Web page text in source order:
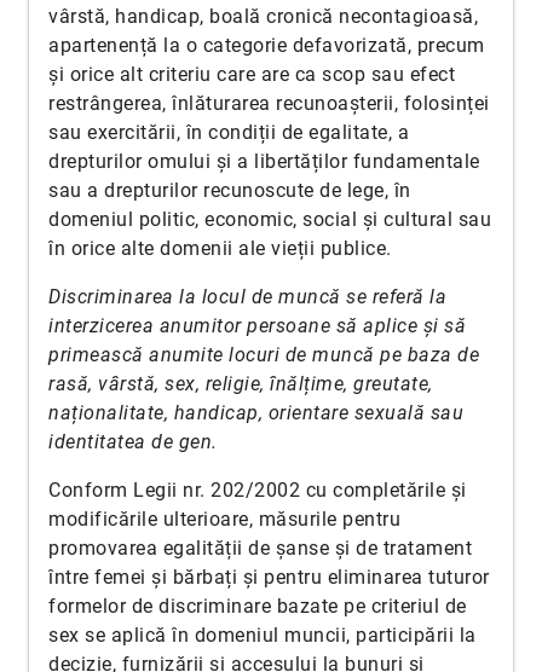
vârstă, handicap, boală cronică necontagioasă,
apartenență la o categorie defavorizată, precum
și orice alt criteriu care are ca scop sau efect
restrângerea, înlăturarea recunoașterii, folosinței
sau exercitării, în condiții de egalitate, a
drepturilor omului și a libertăților fundamentale
sau a drepturilor recunoscute de lege, în
domeniul politic, economic, social și cultural sau
în orice alte domenii ale vieții publice.
Discriminarea la locul de muncă se referă la
interzicerea anumitor persoane să aplice și să
primească anumite locuri de muncă pe baza de
rasă, vârstă, sex, religie, înălțime, greutate,
naționalitate, handicap, orientare sexuală sau
identitatea de gen.
Conform Legii nr. 202/2002 cu completările și
modificările ulterioare, măsurile pentru
promovarea egalității de șanse și de tratament
între femei și bărbați și pentru eliminarea tuturor
formelor de discriminare bazate pe criteriul de
sex se aplică în domeniul muncii, participării la
decizie, furnizării și accesului la bunuri și